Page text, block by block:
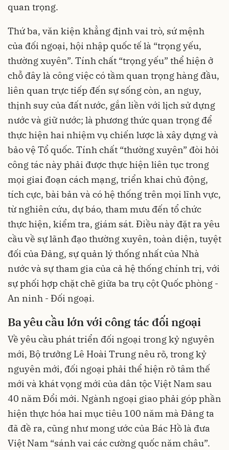
quan trọng.
Thứ ba, văn kiện khẳng định vai trò, sứ mệnh
của đối ngoại, hội nhập quốc tế là “trọng yếu,
thường xuyên”. Tính chất “trọng yếu” thể hiện ở
chỗ đây là công việc có tầm quan trọng hàng đầu,
liên quan trực tiếp đến sự sống còn, an nguy,
thịnh suy của đất nước, gắn liền với lịch sử dựng
nước và giữ nước; là phương thức quan trọng để
thực hiện hai nhiệm vụ chiến lược là xây dựng và
bảo vệ Tổ quốc. Tính chất “thường xuyên” đòi hỏi
công tác này phải được thực hiện liên tục trong
mọi giai đoạn cách mạng, triển khai chủ động,
tích cực, bài bản và có hệ thống trên mọi lĩnh vực,
từ nghiên cứu, dự báo, tham mưu đến tổ chức
thực hiện, kiểm tra, giám sát. Điều này đặt ra yêu
cầu về sự lãnh đạo thường xuyên, toàn diện, tuyệt
đối của Đảng, sự quản lý thống nhất của Nhà
nước và sự tham gia của cả hệ thống chính trị, với
sự phối hợp chặt chẽ giữa ba trụ cột Quốc phòng -
An ninh - Đối ngoại.
Ba yêu cầu lớn với công tác đối ngoại
Về yêu cầu phát triển đối ngoại trong kỷ nguyên
mới, Bộ trưởng Lê Hoài Trung nêu rõ, trong kỷ
nguyên mới, đối ngoại phải thể hiện rõ tâm thế
mới và khát vọng mới của dân tộc Việt Nam sau
40 năm Đổi mới. Ngành ngoại giao phải góp phần
hiện thực hóa hai mục tiêu 100 năm mà Đảng ta
đã đề ra, cũng như mong ước của Bác Hồ là đưa
Việt Nam “sánh vai các cường quốc năm châu”.